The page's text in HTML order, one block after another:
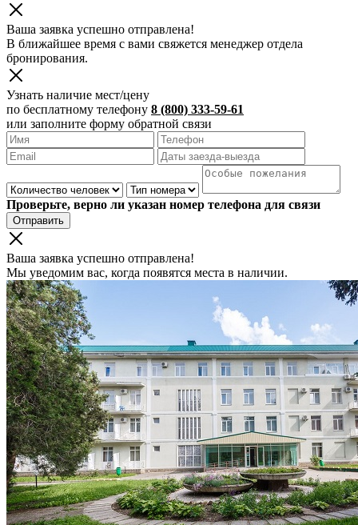
Ваша заявка успешно отправлена!
В ближайшее время с вами свяжется менеджер отдела
бронирования.
Узнать наличие мест/цену
по бесплатному телефону 8 (800) 333-59-61
или заполните форму обратной связи
Проверьте, верно ли указан номер телефона для связи
Отправить
Ваша заявка успешно отправлена!
Мы уведомим вас, когда появятся места в наличии.